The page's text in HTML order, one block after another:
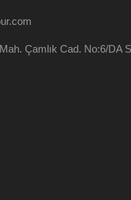
Çamlık Cad. No:6/DA